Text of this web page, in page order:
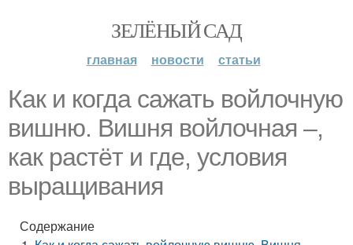
ЗЕЛЁНЫЙ САД
главная новости статьи
Как и когда сажать войлочную
вишню. Вишня войлочная –,
как растёт и где, условия
выращивания
Содержание